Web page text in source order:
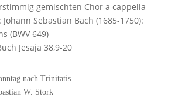
gemischten Chor a cappella
Johann Sebastian Bach (1685-1750):
(BWV 649)
Jesaja 38,9-20
nach Trinitatis
W. Stork